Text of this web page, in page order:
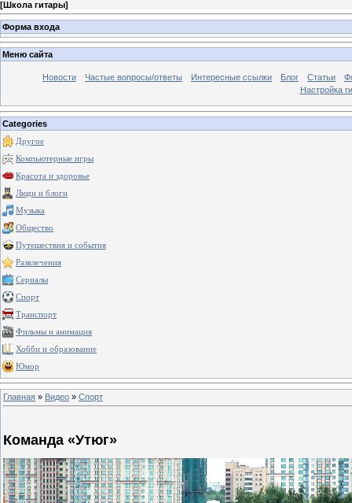
[Школа гитары]
Форма входа
Меню сайта
Новости Частые вопросы/ответы Интересные ссылки Блог Статьи
Настройка
Categories
Другое
Компьютерные игры
Красота и здоровье
Люди и блоги
Музыка
Общество
Путешествия и события
Развлечения
Сериалы
Спорт
Транспорт
Фильмы и анимация
Хобби и образование
Юмор
Главная » Видео » Спорт
Команда «Утюг»